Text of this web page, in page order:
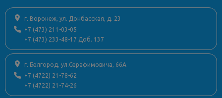
г. Воронеж, ул. Донбасская, д. 23
+7 (473) 211-03-05
+7 (473) 233-48-17 Доб. 137
г. Белгород, ул.Серафимовича, 66А
+7 (4722) 21-78-62
+7 (4722) 21-74-26